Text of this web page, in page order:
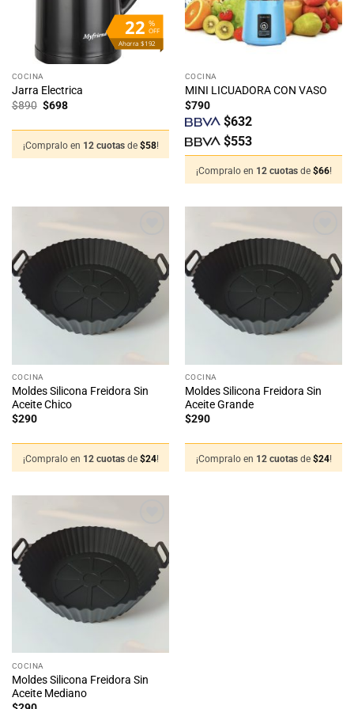
%
OFF
22
Ahorra $192
COCINA
Jarra Electrica
$890 El
$890.
$698El
$698.
¡Compralo en 12 cuotas de $58!
COCINA
MINI LICUADORA CON VASO
$790
$632
$553
¡Compralo en 12 cuotas de $66!
Añadir
a la
deseos
COCINA
Moldes Silicona Freidora Sin
Aceite Chico
$290
¡Compralo en 12 cuotas de $24!
Añadir
a la
deseos
COCINA
Moldes Silicona Freidora Sin
Aceite Grande
$290
¡Compralo en 12 cuotas de $24!
Añadir
a la
deseos
COCINA
Moldes Silicona Freidora Sin
Aceite Mediano